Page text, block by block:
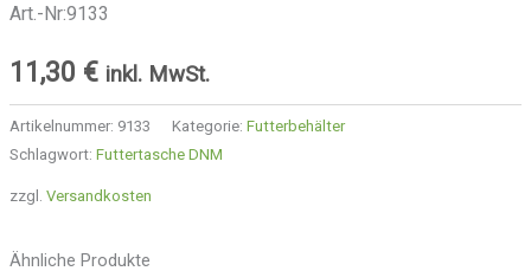
Art.-Nr:9133
11,30 € inkl. MwSt.
Artikelnummer: 9133 Kategorie: Futterbehälter
Schlagwort: Futtertasche DNM
zzgl. Versandkosten
Ähnliche Produkte